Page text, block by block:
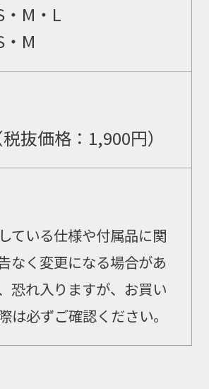
M・L
M
抜価格： 1,900円）
ている仕様や付属品に関
なく変更になる場合があ
恐れ入りますが、お買い
は必ずご確認ください。